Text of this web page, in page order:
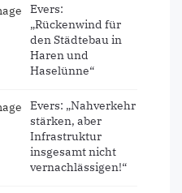
Evers:
„Rückenwind für
den Städtebau in
Haren und
Haselünne“
Evers: „Nahverkehr
stärken, aber
Infrastruktur
insgesamt nicht
vernachlässigen!“